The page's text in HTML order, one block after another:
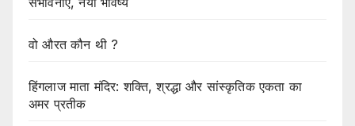
वो औरत कौन थी ?
हिंगलाज माता मंदिर: शक्ति, श्रद्धा और सांस्कृतिक एकता का
अमर प्रतीक